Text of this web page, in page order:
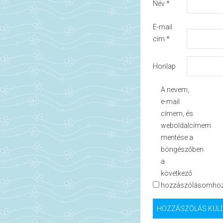
Név*
E-mail
cím *
Honlap
A nevem,
e-mail
címem, és
weboldalcímem
mentése a
böngészőben
a
következő